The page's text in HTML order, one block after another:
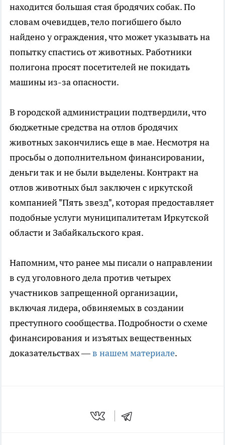
находится большая стая бродячих собак. По
словам очевидцев, тело погибшего было
найдено у ограждения, что может указывать на
попытку спастись от животных. Работники
полигона просят посетителей не покидать
машины из-за опасности.
В городской администрации подтвердили, что
бюджетные средства на отлов бродячих
животных закончились еще в мае. Несмотря на
просьбы о дополнительном финансировании,
деньги так и не были выделены. Контракт на
отлов животных был заключен с иркутской
компанией "Пять звезд", которая предоставляет
подобные услуги муниципалитетам Иркутской
области и Забайкальского края.
Напомним, что ранее мы писали о направлении
в суд уголовного дела против четырех
участников запрещенной организации,
включая лидера, обвиняемых в создании
преступного сообщества. Подробности о схеме
финансирования и изъятых вещественных
доказательствах —в нашем материале.